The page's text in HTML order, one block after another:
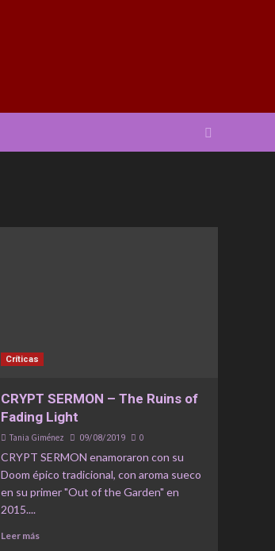
Críticas
CRYPT SERMON – The Ruins of
Fading Light
Tania Giménez 09/08/2019 0
CRYPT SERMON enamoraron con su
Doom épico tradicional, con aroma sueco
en su primer "Out of the Garden" en
2015....
Leer más